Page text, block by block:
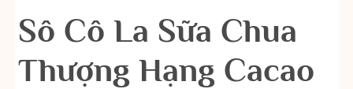
Sô Cô La Sữa Chua
Thượng Hạng Cacao